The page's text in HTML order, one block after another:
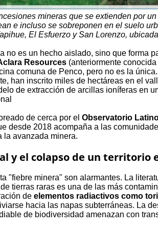
mineras que se extienden por
e incluso se sobreponen en el suelo
El Esfuerzo y San Lorenzo,
no es un hecho aislado, sino que forma
Resources (anteriormente
comuna de Penco, pero no es la
han inscrito miles de hectáreas en el
de extracción de arcillas ioníferas en
de cerca por el Observatorio
desde 2018 acompaña a las
la avanzada minera.
y el colapso de un territorio
"fiebre minera" son alarmantes. La
tierras raras es una de las más
de elementos radiactivos como
hacia las napas subterráneas. La
de biodiversidad amenazan con